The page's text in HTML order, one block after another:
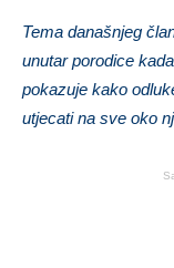
Tema današnjeg
unutar porodice
pokazuje kako
utjecati na sve oko